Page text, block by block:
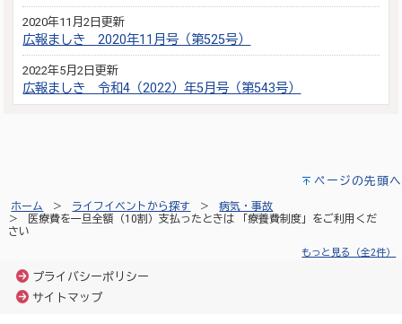
2020年11月2日更新
広報ましき 2020年11月号（第525号）
2022年5月2日更新
広報ましき 令和4（2022）年5月号（第543号）
ページの先頭へ
ホーム ライフイベントから探す
病気・事故
医療費を一旦全額（10割）支払ったときは 「療養費制度」をご利用くだ
さい
もっと見る（全2件）
プライバシーポリシー
サイトマップ